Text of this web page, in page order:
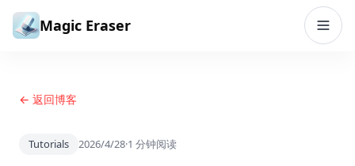
跳到内容
Magic Eraser
← 返回博客
Tutorials 2026/4/28·1 分钟阅读